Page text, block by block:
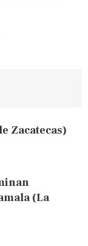
Zacatecas)
(La